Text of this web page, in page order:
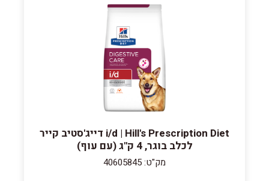
i/d | Hill's Prescription Diet דייג'סטיב קייר
לכלב בוגר, 4 ק"ג (עם עוף)
מק"ט: 40605845